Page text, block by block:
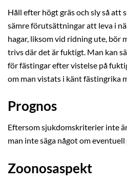
Håll efter högt gräs och sly så att
sämre förutsättningar att leva i
hagar, liksom vid ridning ute, bör
trivs där det är fuktigt. Man kan
för fästingar efter vistelse på
om man vistats i känt fästingrika
Prognos
Eftersom sjukdomskriterier inte
man inte säga något om eventuell
Zoonosaspekt